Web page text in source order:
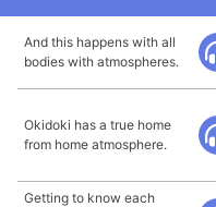
And this happens with all
bodies with atmospheres.
Okidoki has a true home
from home atmosphere.
Getting to know each